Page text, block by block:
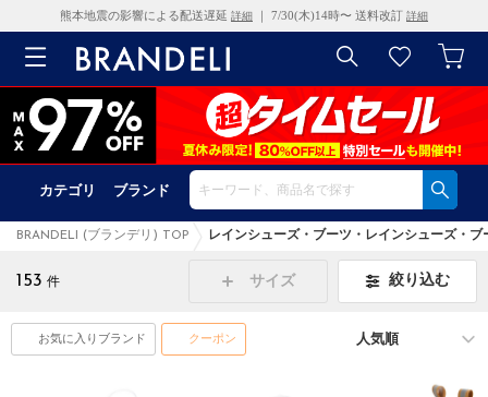
熊本地震の影響による配送遅延 詳細 ｜ 7/30(木)14時〜 送料改訂 詳細
カテゴリ ブランド
BRANDELI (ブランデリ) TOP レインシューズ・ブーツ・レインシューズ・ブ
153 件 サイズ 絞り込む
お気に入りブランド クーポン